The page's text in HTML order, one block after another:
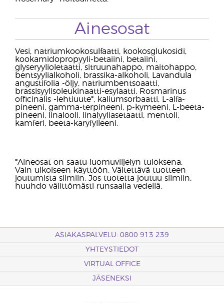
Ainesosat
Vesi, natriumkookosulfaatti, kookosglukosidi,
kookamidopropyyli-betaiini, betaiini,
glyseryylioletaatti, sitruunahappo, maitohappo,
bentsyylialkoholi, brassika-alkoholi, Lavandula
angustifolia -öljy, natriumbentsoaatti,
brassisyylisoleukinaatti-esylaatti, Rosmarinus
officinalis -lehtiuute*, kaliumsorbaatti, L-alfa-
pineeni, gamma-terpineeni, p-kymeeni, L-beeta-
pineeni, linalooli, linalyyliasetaatti, mentoli,
kamferi, beeta-karyfylleeni.
*Aineosat on saatu luomuviljelyn tuloksena.
Vain ulkoiseen käyttöön. Vältettävä tuotteen
joutumista silmiin. Jos tuotetta joutuu silmiin,
huuhdo välittömästi runsaalla vedellä.
ASIAKASPALVELU: 0800 913 239
YHTEYSTIEDOT
VIRTUAL OFFICE
JÄSENEKSI